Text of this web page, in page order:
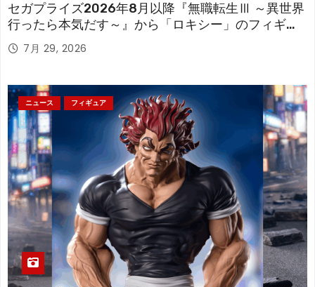
セガプライズ2026年8月以降『無職転生Ⅲ ～異世界
行ったら本気だす～』から「ロキシー」のフィギュ
アが登場！
7月 29, 2026
ニュース フィギュア